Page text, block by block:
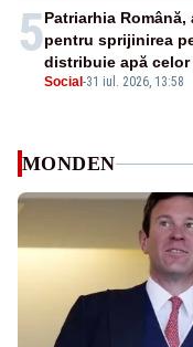
5
Social -31 iul. 2026, 13:58
Patriarhia
pentru sprijinirea
distribuie apă
MONDEN